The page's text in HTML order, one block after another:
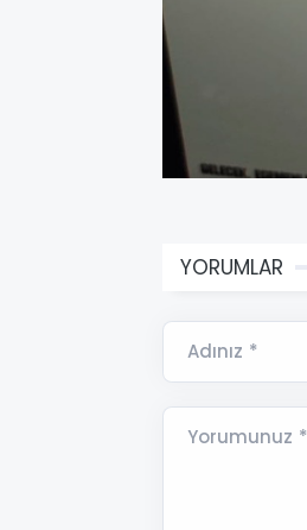
YORUMLAR
Adınız *
Yorumunuz *